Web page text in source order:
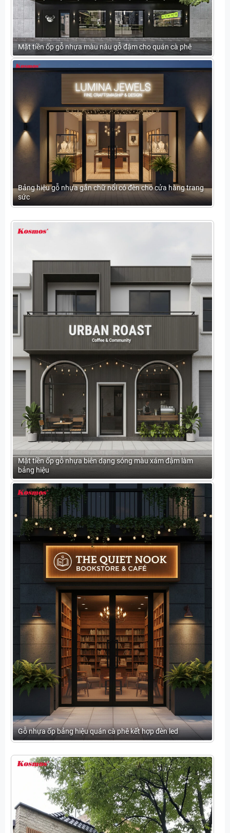
Mặt tiền ốp gỗ nhựa màu nâu gỗ đậm cho quán cà phê
Bảng hiệu gỗ nhựa gắn chữ nổi có đèn cho cửa hàng trang
sức
Mặt tiền ốp gỗ nhựa biên dạng sóng màu xám đậm làm
bảng hiệu
Gỗ nhựa ốp bảng hiệu quán cà phê kết hợp đèn led